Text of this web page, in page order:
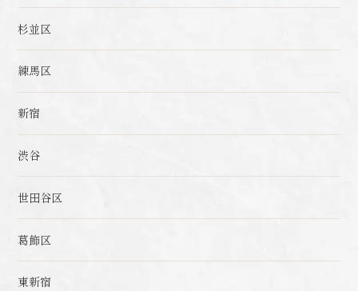
杉並区
練馬区
新宿
渋谷
世田谷区
葛飾区
東新宿